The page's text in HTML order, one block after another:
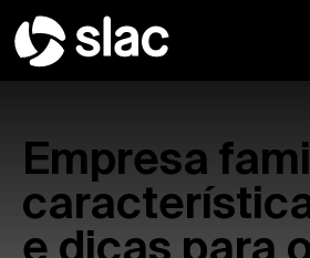
Empresa
e dicas para